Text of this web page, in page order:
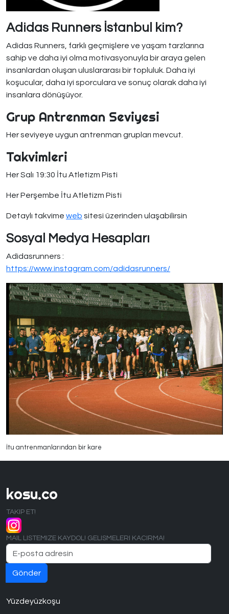
Adidas Runners İstanbul kim?
Adidas Runners, farklı geçmişlere ve yaşam tarzlarına
sahip ve daha iyi olma motivasyonuyla bir araya gelen
insanlardan oluşan uluslararası bir topluluk. Daha iyi
koşucular, daha iyi sporculara ve sonuç olarak daha iyi
insanlara dönüşüyor.
Grup Antrenman Seviyesi
Her seviyeye uygun antrenman grupları mevcut.
Takvimleri
Her Salı 19:30 İtu Atletizm Pisti
Her Perşembe İtu Atletizm Pisti
Detaylı takvime web sitesi üzerinden ulaşabilirsin
Sosyal Medya Hesapları
Adidasrunners :
https://www.instagram.com/adidasrunners/
İtu antrenmanlarından bir kare
kosu.co
TAKIP ET!
MAIL LISTEMIZE KAYDOL! GELISMELERI KACIRMA!
Yüzdeyüzkoşu